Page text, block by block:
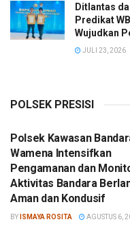
Ditlantas
Predikat
Wujudkan
JULI 23, 2026
POLSEK PRESISI
Polsek Kawasan
Wamena Intensifkan
Pengamanan dan
Aktivitas Bandara
Aman dan Kondusif
BY ISMAYA ROSITA AGUSTUS 6,